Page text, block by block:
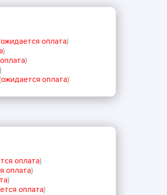
ожидается оплата)
)
)
)
ожидается оплата)
оплата)
оплата)
)
оплата)